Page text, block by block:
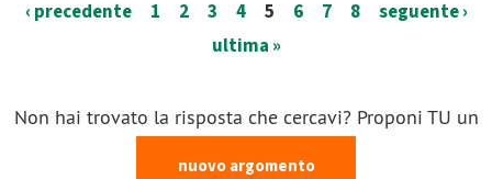
‹ precedente 1 2 3 4 5 6 7 8
seguente ›
ultima »
Non hai trovato la risposta che cercavi? Proponi TU un
nuovo argomento